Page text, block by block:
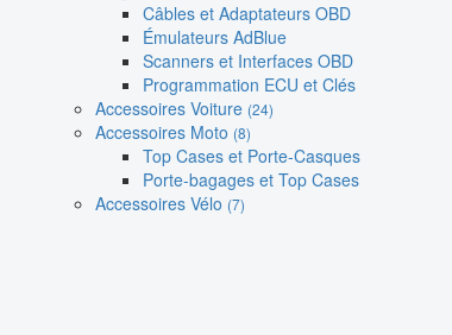
Câbles et Adaptateurs OBD
Émulateurs AdBlue
Scanners et Interfaces OBD
Programmation ECU et Clés
Accessoires Voiture (24)
Accessoires Moto (8)
Top Cases et Porte-Casques
Porte-bagages et Top Cases
Accessoires Vélo (7)